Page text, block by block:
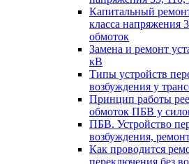
Капитальный
класса напряжения
обмоток
Замена и ремонт
кВ
Типы устройств
возбуждения у
Принцип работы
обмоток ПБВ у
ПБВ. Устройство
возбуждения,
Как проводится
переключения без